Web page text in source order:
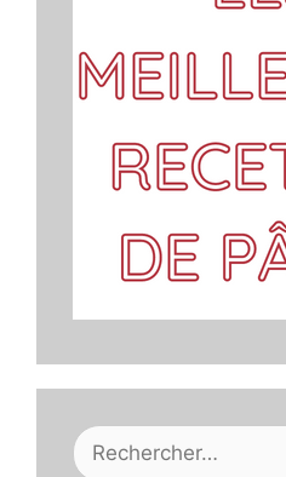
Rechercher :